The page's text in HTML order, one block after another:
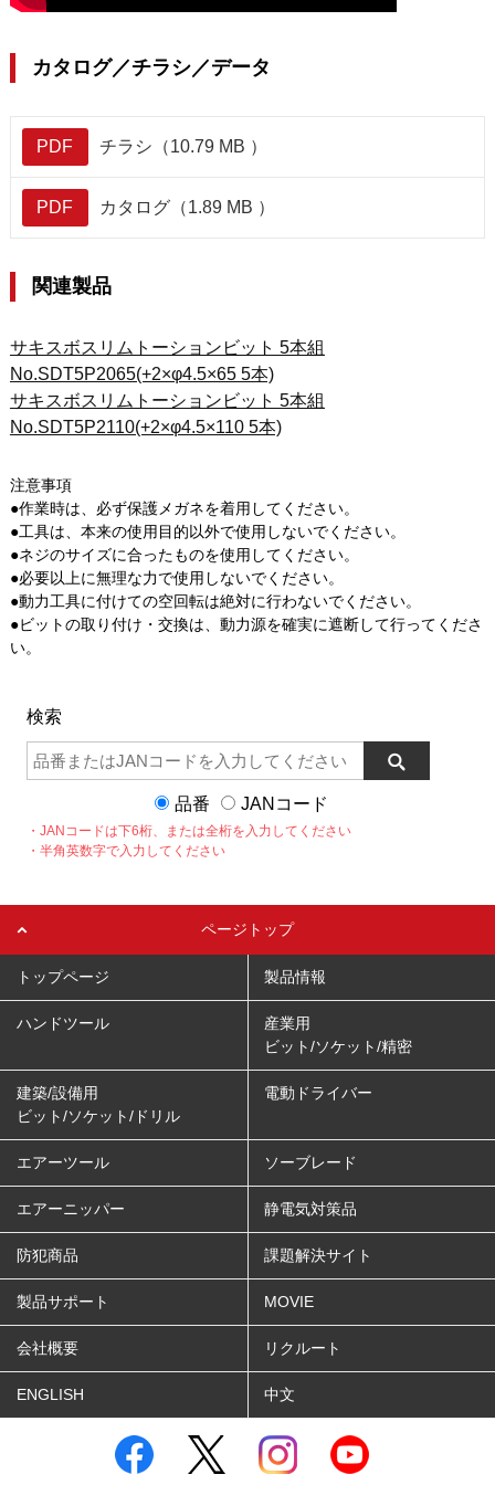
カタログ／チラシ／データ
PDF チラシ（10.79 MB ）
PDF カタログ（1.89 MB ）
関連製品
サキスボスリムトーションビット 5本組
No.SDT5P2065(+2×φ4.5×65 5本)
サキスボスリムトーションビット 5本組
No.SDT5P2110(+2×φ4.5×110 5本)
注意事項
●作業時は、必ず保護メガネを着用してください。
●工具は、本来の使用目的以外で使用しないでください。
●ネジのサイズに合ったものを使用してください。
●必要以上に無理な力で使用しないでください。
●動力工具に付けての空回転は絶対に行わないでください。
●ビットの取り付け・交換は、動力源を確実に遮断して行ってくださ
い。
検索
品番 JANコード
・JANコードは下6桁、または全桁を入力してください
・半角英数字で入力してください
ページトップ
トップページ 製品情報
ハンドツール
産業用
ビット/ソケット/精密
建築/設備用
ビット/ソケット/ドリル
電動ドライバー
エアーツール ソーブレード
エアーニッパー 静電気対策品
防犯商品 課題解決サイト
製品サポート MOVIE
会社概要 リクルート
ENGLISH 中文